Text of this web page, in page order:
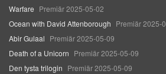
Warfare Premiär 2025-05-02
Ocean with David Attenborough Premiär 2025-
Abir Gulaal Premiär 2025-05-09
Death of a Unicorn Premiär 2025-05-09
Den tysta trilogin Premiär 2025-05-09